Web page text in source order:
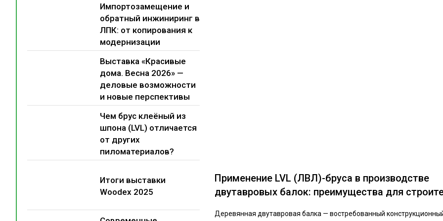
Импортозамещение и
обратный инжиниринг в
ЛПК: от копирования к
модернизации
Выставка «Красивые
дома. Весна 2026» —
деловые возможности
и новые перспективы
Чем брус клеёный из
шпона (LVL) отличается
от других
пиломатериалов?
Итоги выставки
Woodex 2025
Применение LVL (ЛВЛ)-бруса в производстве
двутавровых балок: преимущества для
Деревянная двутавровая балка — востребованный